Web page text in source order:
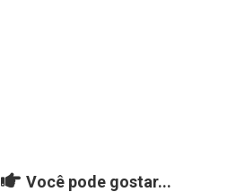
Você pode gostar...